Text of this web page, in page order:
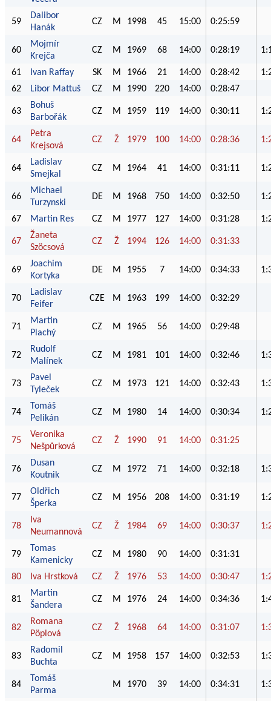
59
Dalibor
Hanák
CZ M 1998 45 15:00 0:25:59
60
Mojmír
Krejča
CZ M 1969 68 14:00 0:28:19
61 Ivan Raffay SK M 1966 21 14:00 0:28:42
62
Libor Mattuš CZ M 1990 220 14:00 0:28:47
63
Bohuš
Barbořák
CZ M 1959 119 14:00 0:30:11
64
Petra
Krejsová
CZ Ž 1979 100 14:00 0:28:36
64
Ladislav
Smejkal
CZ M 1964 41 14:00 0:31:11
66
Michael
Turzynski
DE M 1968 750 14:00 0:32:50
67 Martin Res CZ M 1977 127 14:00 0:31:28
67
Žaneta
Szöcsová
CZ Ž 1994 126 14:00 0:31:33
69
Joachim
Kortyka
DE M 1955 7 14:00 0:34:33
70
Ladislav
Feifer
CZE M 1963 199 14:00 0:32:29
71
Martin
Plachý
CZ M 1965 56 14:00 0:29:48
72
Rudolf
Malínek
CZ M 1981 101 14:00 0:32:46
73
Pavel
Tyleček
CZ M 1973 121 14:00 0:32:43
74
Tomáš
Pelikán
CZ M 1980 14 14:00 0:30:34
75
Veronika
Nešpůrková
CZ Ž 1990 91 14:00 0:31:25
76
Dusan
Koutnik
CZ M 1972 71 14:00 0:32:18
77
Oldřich
Šperka
CZ M 1956 208 14:00 0:31:19
78
Iva
Neumannová
CZ Ž 1984 69 14:00 0:30:37
79
Tomas
Kamenicky
CZ M 1980 90 14:00 0:31:31
80 Iva Hrstková CZ Ž 1976 53 14:00 0:30:47
81
Martin
Šandera
CZ M 1976 24 14:00 0:34:36
82
Romana
Pöplová
CZ Ž 1968 64 14:00 0:31:07
83
Radomil
Buchta
CZ M 1958 157 14:00 0:32:53
84
Tomáš
Parma
M 1970 39 14:00 0:34:31